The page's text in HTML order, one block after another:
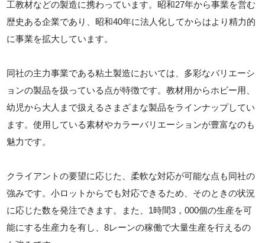
工教材などの製造に携わっています。昭和27年から事業を営む
歴史ある企業であり、昭和40年に法人化してからはより精力的
に事業を拡大しています。
同社の主力事業である粘土製造においては、多彩なバリエーシ
ョンの製品を扱っている点が特徴です。教材用からホビー用、
幼児から大人まで扱えるさまざまな製品をラインナップしてい
ます。使用している素材やカラーバリエーションが豊富なのも
魅力です。
クライアントの要望に応じた、柔軟な対応が可能な点も同社の
強みです。小ロットからでも対応できるため、そのときの状況
に応じた数を発注できます。また、1時間3，000個の生産を可
能にする生産力を有し、8レーンの稼働で大量生産を行えるの